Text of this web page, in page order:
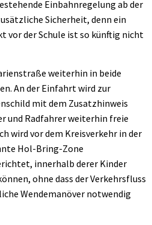
Einbahnregelung ab der
Sicherheit, denn ein
vor der Schule ist so künftig nicht
weiterhin in beide
An der Einfahrt wird zur
mit dem Zusatzhinweis
und Radfahrer weiterhin freie
wird vor dem Kreisverkehr in der
Hol-Bring-Zone
innerhalb derer Kinder
ohne dass der Verkehrsfluss
Wendemanöver notwendig